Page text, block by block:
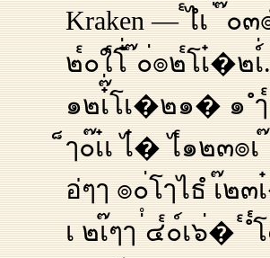
Kraken — ๎ไํเ ่็ ๊๐
๒๎๐ใ๎โ๋่ ๊๐่๏๒๎โเ๋�๒
๑๒เ๋๊่โเ�๒๑� ๑
ๅ๐๊เ๋เ ไ๋� ไ๎๑๒๓๏
อ่ๆๅ ๏๐่โๅไธํ เ๊
เ ๒เ๊ๆๅ ่ํ๔๎๐์เ๖่�